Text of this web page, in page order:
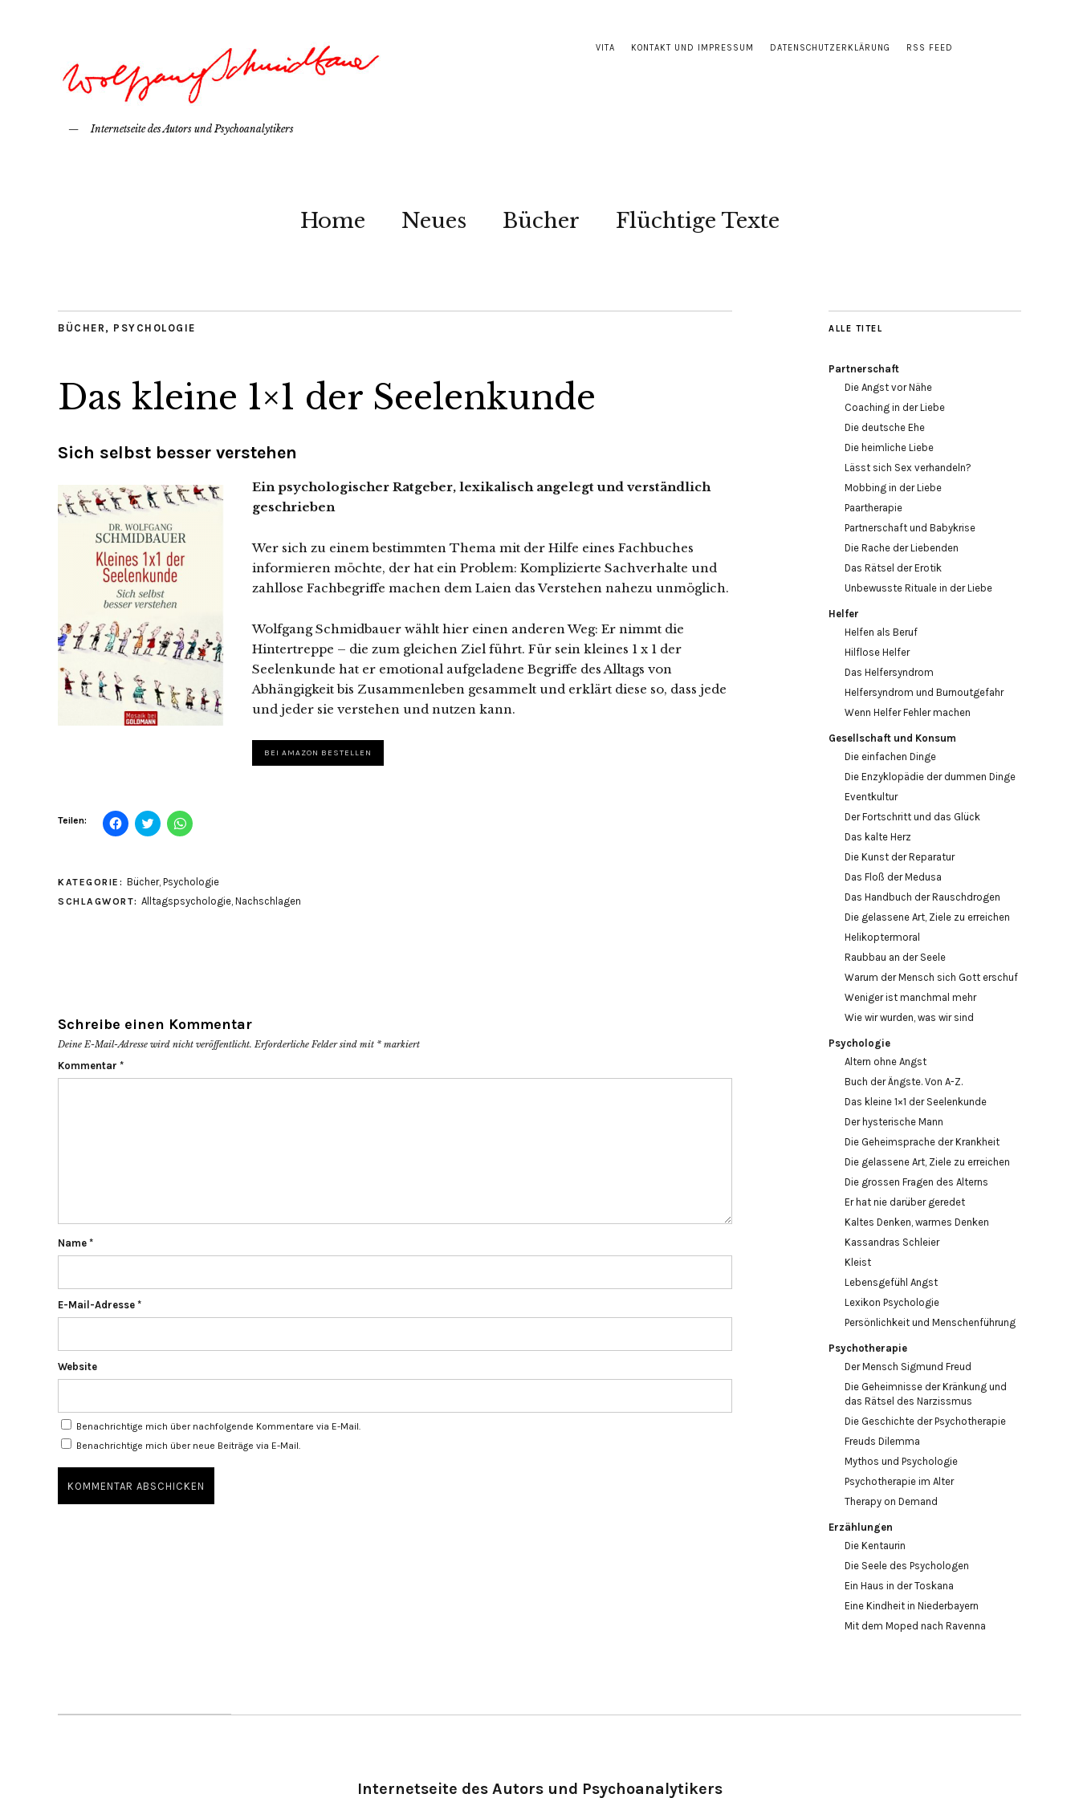
VITA KONTAKT UND IMPRESSUM DATENSCHUTZERKLÄRUNG RSS FEED
Internetseite des Autors und Psychoanalytikers
Home Neues Bücher Flüchtige Texte
BÜCHER , PSYCHOLOGIE
Das kleine 1×1 der Seelenkunde
Sich selbst besser verstehen
Ein psychologischer Ratgeber, lexikalisch angelegt und verständlich
geschrieben
Wer sich zu einem bestimmten Thema mit der Hilfe eines Fachbuches
informieren möchte, der hat ein Problem: Komplizierte Sachverhalte und
zahllose Fachbegriffe machen dem Laien das Verstehen nahezu unmöglich.
Wolfgang Schmidbauer wählt hier einen anderen Weg: Er nimmt die
Hintertreppe – die zum gleichen Ziel führt. Für sein kleines 1 x 1 der
Seelenkunde hat er emotional aufgeladene Begriffe des Alltags von
Abhängigkeit bis Zusammenleben gesammelt und erklärt diese so, dass jede
und jeder sie verstehen und nutzen kann.
BEI AMAZON BESTELLEN
Teilen: Klick,
um
(Wird
neuem
Klick,
um
(Wird
neuem
Klicken,
um
(Wird
neuem
KATEGORIE: Bücher, Psychologie
SCHLAGWORT: Alltagspsychologie, Nachschlagen
Schreibe einen Kommentar
Deine E-Mail-Adresse wird nicht veröffentlicht. Erforderliche Felder sind mit * markiert
Kommentar *
Name *
E-Mail-Adresse *
Website
Benachrichtige mich über nachfolgende Kommentare via E-Mail.
Benachrichtige mich über neue Beiträge via E-Mail.
ALLE TITEL
Partnerschaft
Die Angst vor Nähe
Coaching in der Liebe
Die deutsche Ehe
Die heimliche Liebe
Lässt sich Sex verhandeln?
Mobbing in der Liebe
Paartherapie
Partnerschaft und Babykrise
Die Rache der Liebenden
Das Rätsel der Erotik
Unbewusste Rituale in der Liebe
Helfer
Helfen als Beruf
Hilflose Helfer
Das Helfersyndrom
Helfersyndrom und Burnoutgefahr
Wenn Helfer Fehler machen
Gesellschaft und Konsum
Die einfachen Dinge
Die Enzyklopädie der dummen Dinge
Eventkultur
Der Fortschritt und das Glück
Das kalte Herz
Die Kunst der Reparatur
Das Floß der Medusa
Das Handbuch der Rauschdrogen
Die gelassene Art, Ziele zu erreichen
Helikoptermoral
Raubbau an der Seele
Warum der Mensch sich Gott erschuf
Weniger ist manchmal mehr
Wie wir wurden, was wir sind
Psychologie
Altern ohne Angst
Buch der Ängste. Von A-Z.
Das kleine 1×1 der Seelenkunde
Der hysterische Mann
Die Geheimsprache der Krankheit
Die gelassene Art, Ziele zu erreichen
Die grossen Fragen des Alterns
Er hat nie darüber geredet
Kaltes Denken, warmes Denken
Kassandras Schleier
Kleist
Lebensgefühl Angst
Lexikon Psychologie
Persönlichkeit und Menschenführung
Psychotherapie
Der Mensch Sigmund Freud
Die Geheimnisse der Kränkung und
das Rätsel des Narzissmus
Die Geschichte der Psychotherapie
Freuds Dilemma
Mythos und Psychologie
Psychotherapie im Alter
Therapy on Demand
Erzählungen
Die Kentaurin
Die Seele des Psychologen
Ein Haus in der Toskana
Eine Kindheit in Niederbayern
Mit dem Moped nach Ravenna
Internetseite des Autors und Psychoanalytikers